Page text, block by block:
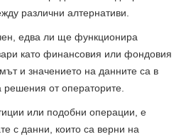
различни алтернативи.
едва ли ще функционира
като финансовия или фондовия
и значението на данните са в
от операторите.
или подобни операции, е
с данни, които са верни на